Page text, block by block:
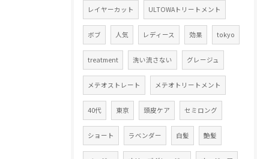
レイヤーカット ULTOWAトリートメント
ボブ 人気 レディース 効果 tokyo
treatment 洗い流さない グレージュ
メテオストレート メテオトリートメント
40代 東京 頭皮ケア セミロング
ショート ラベンダー 白髪 艶髪